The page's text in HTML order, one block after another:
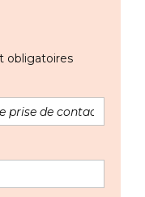
obligatoires